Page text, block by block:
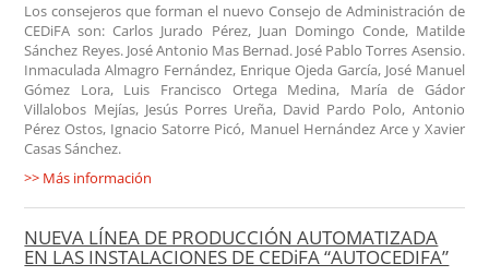
Los consejeros que forman el nuevo Consejo de Administración de
CEDiFA son: Carlos Jurado Pérez, Juan Domingo Conde, Matilde
Sánchez Reyes. José Antonio Mas Bernad. José Pablo Torres Asensio.
Inmaculada Almagro Fernández, Enrique Ojeda García, José Manuel
Gómez Lora, Luis Francisco Ortega Medina, María de Gádor
Villalobos Mejías, Jesús Porres Ureña, David Pardo Polo, Antonio
Pérez Ostos, Ignacio Satorre Picó, Manuel Hernández Arce y Xavier
Casas Sánchez.
>> Más información
NUEVA LÍNEA DE PRODUCCIÓN AUTOMATIZADA
EN LAS INSTALACIONES DE CEDiFA “AUTOCEDIFA”